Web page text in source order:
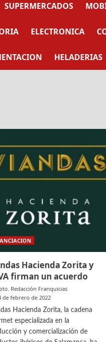
SUPERMERCADOS
ELECTRONICA
HELADERIAS
Hacienda Zorita y
firman un acuerdo
Redacción Franquicias
de febrero de 2022
Hacienda Zorita, la cadena
especializada en la
y comercialización de